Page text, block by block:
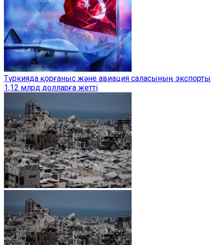
Түркияда қорғаныс және авиация саласының экспорты
1,12 млрд долларға жетті